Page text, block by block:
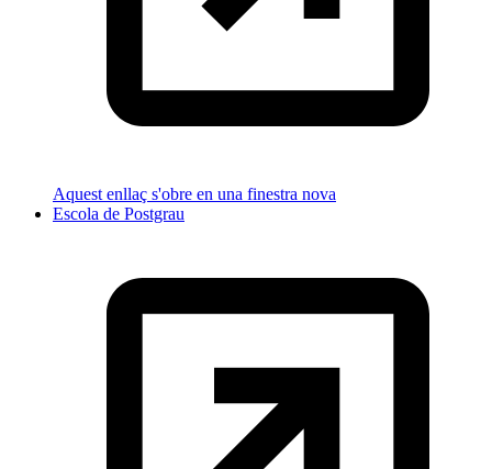
Aquest enllaç s'obre en una finestra nova
Escola de Postgrau